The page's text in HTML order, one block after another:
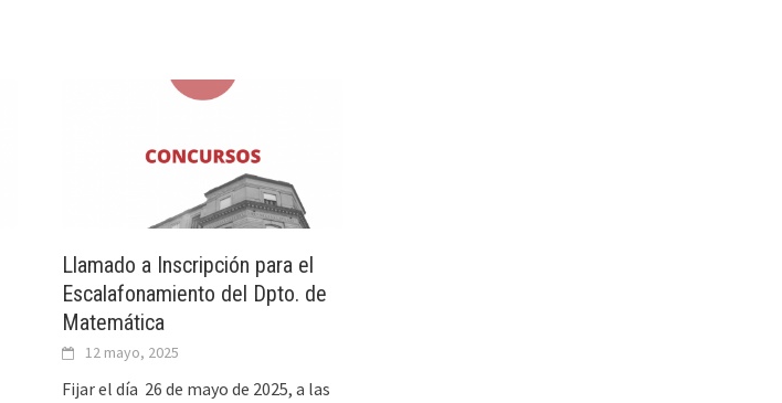
Llamado a Inscripción para el
Escalafonamiento del Dpto. de
Matemática
12 mayo, 2025
Fijar el día 26 de mayo de 2025, a las